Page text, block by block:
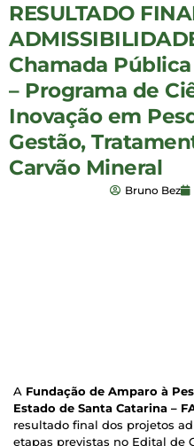
RESULTADO
Chamada Pública
– Programa de
Inovação em
Gestão,
Carvão Mineral
Bruno Bez
A Fundação de Amparo à
Estado de Santa Catarina –
resultado final dos projetos
etapas previstas no Edital de